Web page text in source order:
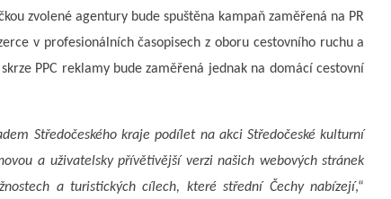
zvolené agentury bude spuštěna kampaň zaměřená na PR
v profesionálních časopisech z oboru cestovního ruchu a
PPC reklamy bude zaměřená jednak na domácí cestovní
Středočeského kraje podílet na akci Středočeské kulturní
a uživatelsky přívětivější verzi našich webových stránek
a turistických cílech, které střední Čechy nabízejí,“